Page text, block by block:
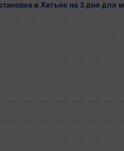
в Хатъяе на 3 дня для